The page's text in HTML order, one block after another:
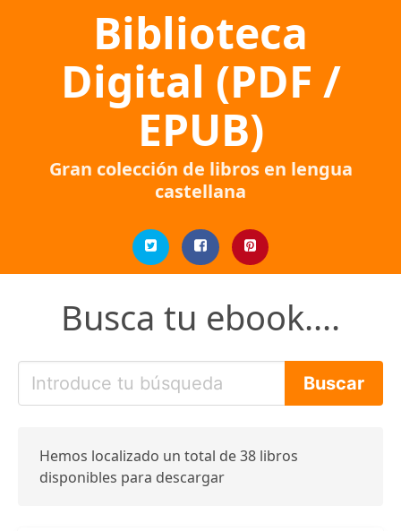
Biblioteca
Digital (PDF /
EPUB)
Gran colección de libros en lengua
castellana
Busca tu ebook....
Hemos localizado un total de 38 libros
disponibles para descargar